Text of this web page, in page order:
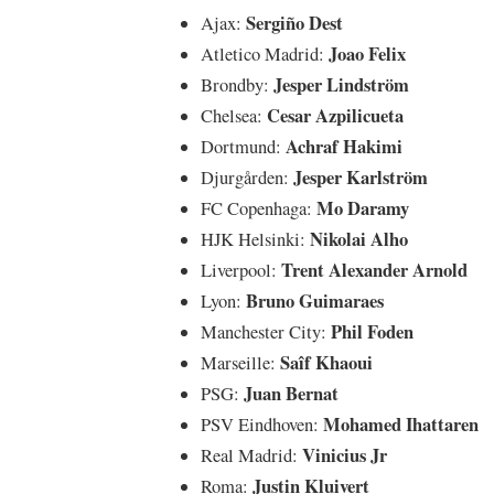
Ajax: Sergiño Dest
Atletico Madrid: Joao Felix
Brondby: Jesper Lindström
Chelsea: Cesar Azpilicueta
Dortmund: Achraf Hakimi
Djurgården: Jesper Karlström
FC Copenhaga: Mo Daramy
HJK Helsinki: Nikolai Alho
Liverpool: Trent Alexander Arnold
Lyon: Bruno Guimaraes
Manchester City: Phil Foden
Marseille: Saîf Khaoui
PSG: Juan Bernat
PSV Eindhoven: Mohamed Ihattaren
Real Madrid: Vinicius Jr
Roma: Justin Kluivert